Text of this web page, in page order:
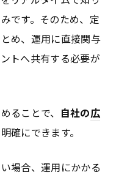
です。そのため、定
め、運用に直接関与
トへ共有する必要が
ることで、 自社の広
確にできます。
場合、運用にかかる